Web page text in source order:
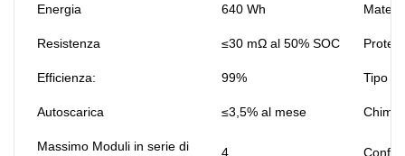
Energia 640 Wh
Resistenza ≤30 mΩ al 50% SOC
Efficienza: 99% Tipo di
Autoscarica ≤3,5% al ​​mese
Massimo Moduli in serie di 4